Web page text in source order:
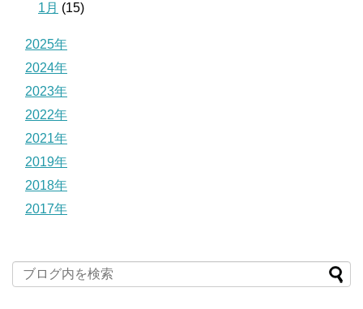
1月 (15)
2025年
2024年
2023年
2022年
2021年
2019年
2018年
2017年